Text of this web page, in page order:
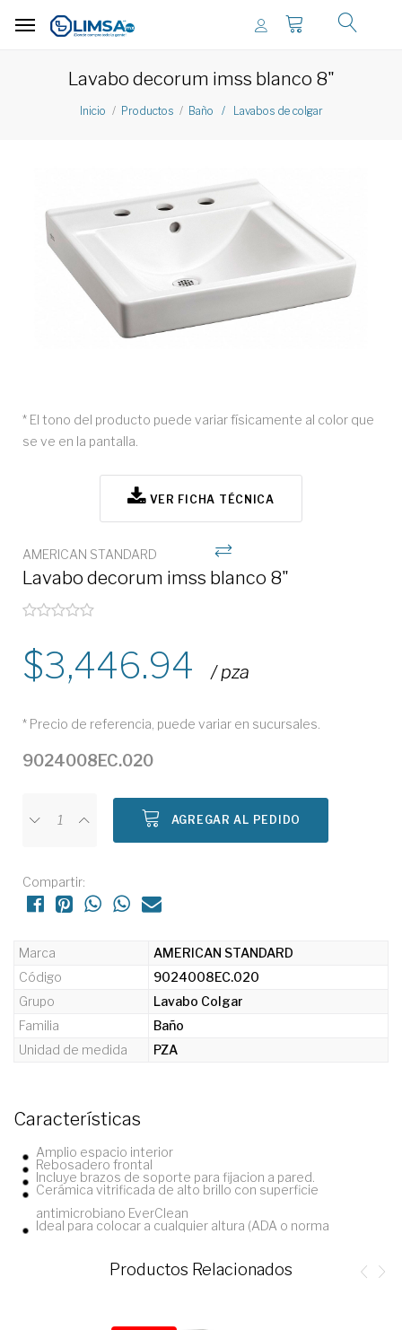
Lavabo decorum imss blanco 8"
Inicio Productos Baño / Lavabos de colgar
* El tono del producto puede variar físicamente al color que
se ve en la pantalla.
VER FICHA TÉCNICA
AMERICAN STANDARD
Lavabo decorum imss blanco 8"
3,446.94 / pza
* Precio de referencia, puede variar en sucursales.
9024008EC.020
AGREGAR AL PEDIDO
Compartir:
Marca
AMERICAN STANDARD
Código
9024008EC.020
Grupo
Lavabo Colgar
Familia
Baño
Unidad de medida
PZA
Características
Amplio espacio interior
Rebosadero frontal
Incluye brazos de soporte para fijacion a pared.
Cerámica vitrificada de alto brillo con superficie
antimicrobiano EverClean
Ideal para colocar a cualquier altura (ADA o norma
Productos Relacionados